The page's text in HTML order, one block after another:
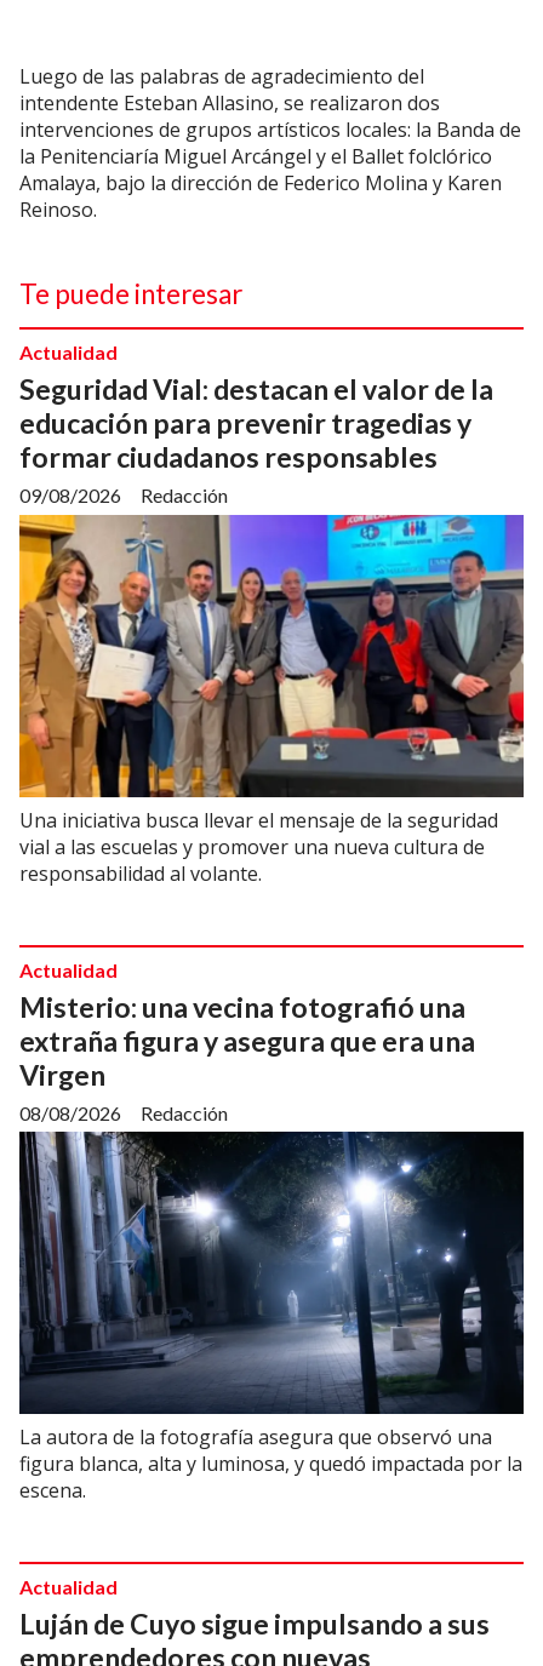
Luego de las palabras de agradecimiento del
intendente Esteban Allasino, se realizaron dos
intervenciones de grupos artísticos locales: la Banda de
la Penitenciaría Miguel Arcángel y el Ballet folclórico
Amalaya, bajo la dirección de Federico Molina y Karen
Reinoso.
Te puede interesar
Seguridad Vial: destacan el valor de la
educación para prevenir tragedias y
formar ciudadanos responsables
Redacción
Actualidad
09/08/2026
Una iniciativa busca llevar el mensaje de la seguridad
vial a las escuelas y promover una nueva cultura de
responsabilidad al volante.
Misterio: una vecina fotografió una
extraña figura y asegura que era una
Virgen
Redacción
Actualidad
08/08/2026
La autora de la fotografía asegura que observó una
figura blanca, alta y luminosa, y quedó impactada por la
escena.
Luján de Cuyo sigue impulsando a sus
emprendedores con nuevas
Actualidad